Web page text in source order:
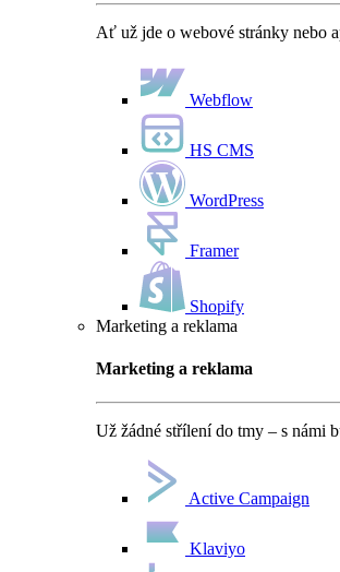
Ať už jde o webové stránky nebo
Webflow
HS CMS
WordPress
Framer
Shopify
Marketing a reklama
Marketing a reklama
Už žádné střílení do tmy – s námi
Active Campaign
Klaviyo